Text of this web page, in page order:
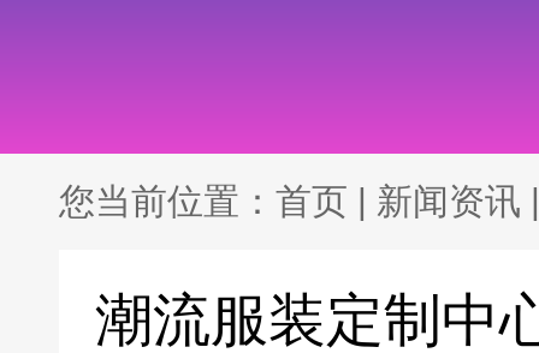
您当前位置： 首页 | 新闻资讯 |
潮流服装定制中